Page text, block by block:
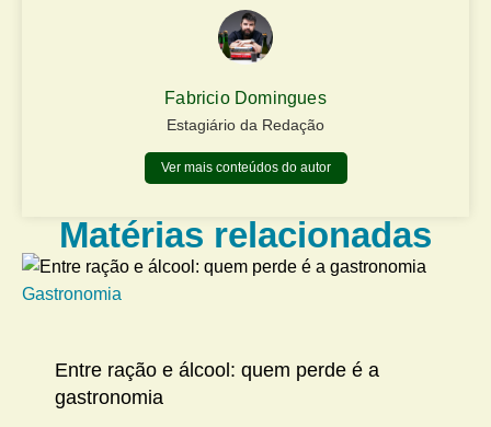
Fabricio Domingues
Estagiário da Redação
Ver mais conteúdos do autor
Matérias relacionadas
Gastronomia
Entre ração e álcool: quem perde é a
gastronomia